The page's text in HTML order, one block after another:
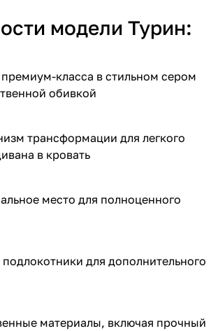
модели Турин:
класса в стильном сером
обивкой
трансформации для легкого
в кровать
место для полноценного
для дополнительного
материалы, включая прочный